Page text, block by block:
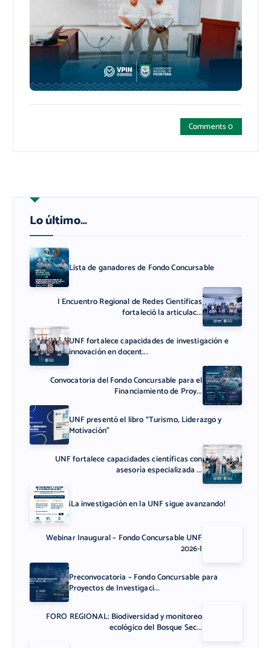
Comments 0
Lo último…
Lista de ganadores de Fondo Concursable
I Encuentro Regional de Redes Científicas
fortaleció la articulac...
UNF fortalece capacidades de investigación e
innovación en docent...
Convocatoria del Fondo Concursable para el
Financiamiento de Proy...
UNF presentó el libro “Turismo, Liderazgo y
Motivación”
UNF fortalece capacidades científicas con
asesoría especializada ...
¡La investigación en la UNF sigue avanzando!
Webinar Inaugural – Fondo Concursable UNF
2026-I
Preconvocatoria – Fondo Concursable para
Proyectos de Investigaci...
FORO REGIONAL: Biodiversidad y monitoreo
ecológico del Bosque Sec...